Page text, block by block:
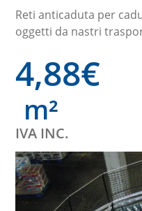
Reti anticaduta per
oggetti da nastri
4,88€
m²
IVA INC.